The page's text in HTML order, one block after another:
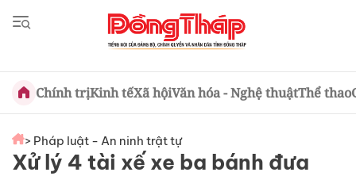
Chính trịKinh tếXã hộiVăn hóa - Nghệ thuậtThể thao
> Pháp luật - An ninh trật tự
Xử lý 4 tài xế xe ba bánh đưa